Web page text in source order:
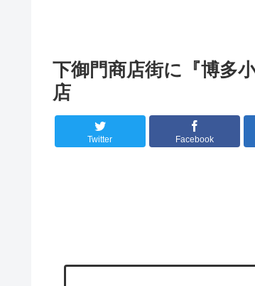
下御門商店街に『博多
店
Twitter Facebook